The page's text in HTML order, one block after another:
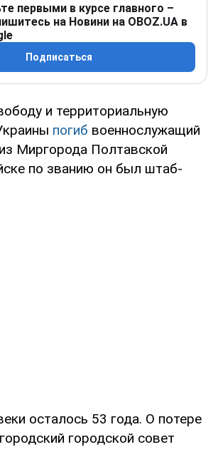
первыми в курсе главного –
на Новини на OBOZ.UA в
Подписаться
и территориальную
погиб военнослужащий
Миргорода Полтавской
по званию он был штаб-
осталось 53 года. О потере
городской совет